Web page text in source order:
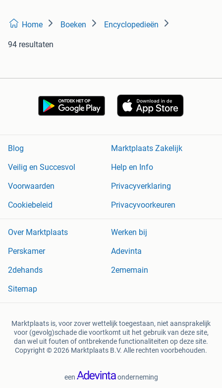
Home Boeken Encyclopedieën
94 resultaten
Blog
Marktplaats Zakelijk
Veilig en Succesvol
Help en Info
Voorwaarden
Privacyverklaring
Cookiebeleid
Privacyvoorkeuren
Over Marktplaats
Werken bij
Perskamer
Adevinta
2dehands
2ememain
Sitemap
Marktplaats is, voor zover wettelijk toegestaan, niet aansprakelijk
voor (gevolg)schade die voortkomt uit het gebruik van deze site,
dan wel uit fouten of ontbrekende functionaliteiten op deze site.
Copyright © 2026 Marktplaats B.V. Alle rechten voorbehouden.
een onderneming